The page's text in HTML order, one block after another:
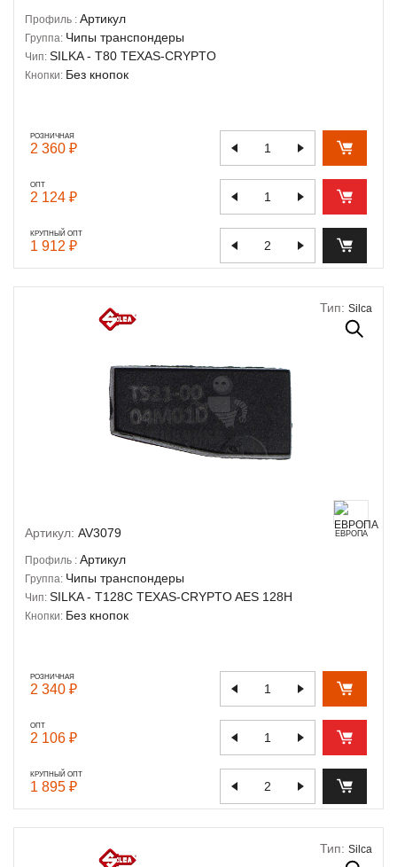
Профиль : Артикул
Группа: Чипы транспондеры
Чип: SILKA - T80 TEXAS-CRYPTO
Кнопки: Без кнопок
РОЗНИЧНАЯ
2 360 ₽
ОПТ
2 124 ₽
КРУПНЫЙ ОПТ
1 912 ₽
Тип: Silca
Артикул: AV3079 ЕВРОПА
Профиль : Артикул
Группа: Чипы транспондеры
Чип: SILKA - T128C TEXAS-CRYPTO AES 128H
Кнопки: Без кнопок
РОЗНИЧНАЯ
2 340 ₽
ОПТ
2 106 ₽
КРУПНЫЙ ОПТ
1 895 ₽
Тип: Silca